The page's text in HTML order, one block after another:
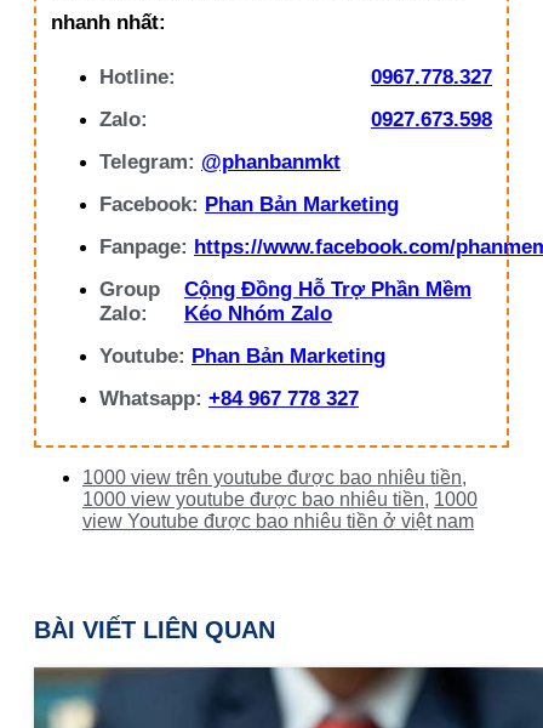
nhanh nhất:
Hotline:
0967.778.327
Zalo:
0927.673.598
Telegram: @phanbanmkt
Facebook: Phan Bản Marketing
Fanpage: https://www.facebook.com/
Group
Zalo:
Cộng Đồng Hỗ Trợ Phần Mềm
Kéo Nhóm Zalo
Youtube: Phan Bản Marketing
Whatsapp: +84 967 778 327
1000 view trên youtube được bao nhiêu tiền,
1000 view youtube được bao nhiêu tiền, 1000
view Youtube được bao nhiêu tiền ở việt nam
BÀI VIẾT LIÊN QUAN